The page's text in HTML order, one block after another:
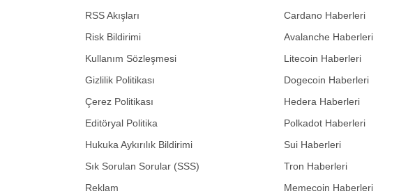
RSS Akışları
Risk Bildirimi
Kullanım Sözleşmesi
Gizlilik Politikası
Çerez Politikası
Editöryal Politika
Hukuka Aykırılık Bildirimi
Sık Sorulan Sorular (SSS)
Reklam
Cardano Haberleri
Avalanche Haberleri
Litecoin Haberleri
Dogecoin Haberleri
Hedera Haberleri
Polkadot Haberleri
Sui Haberleri
Tron Haberleri
Memecoin Haberleri